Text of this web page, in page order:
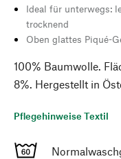
Ideal für unterwegs:
trocknend
Oben glattes Piqué-
100% Baumwolle.
8%. Hergestellt in
Pflegehinweise Textil